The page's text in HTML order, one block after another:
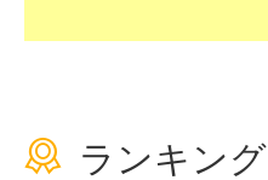
ランキング